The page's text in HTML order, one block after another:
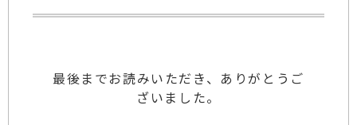
最後までお読みいただき、ありがとうご
ざいました。